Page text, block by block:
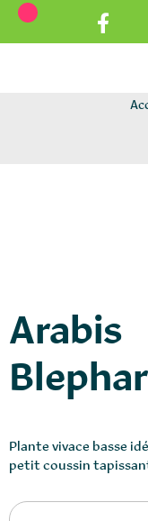
Aller au texte
Aller au menu
Arabis
Plante vivace basse
petit coussin